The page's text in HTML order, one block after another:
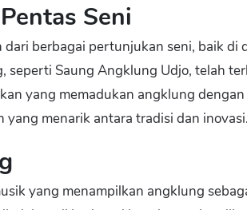
Seni
berbagai pertunjukan seni, baik di
seperti Saung Angklung Udjo, telah
yang memadukan angklung
menarik antara tradisi dan inovasi.
yang menampilkan angklung